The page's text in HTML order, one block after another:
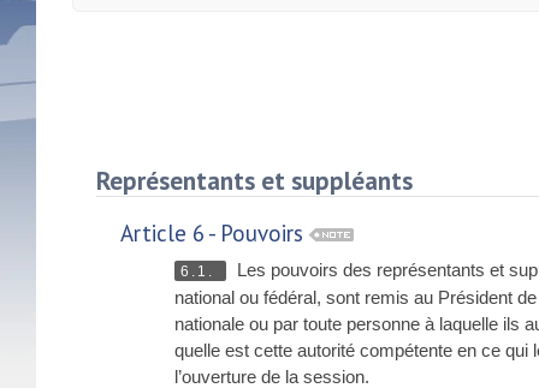
Représentants et suppléants
Article 6 - Pouvoirs
6.1.
Les pouvoirs des représentants et
national ou fédéral, sont remis au Président
nationale ou par toute personne à laquelle ils
quelle est cette autorité compétente en ce qui
l’ouverture de la session.